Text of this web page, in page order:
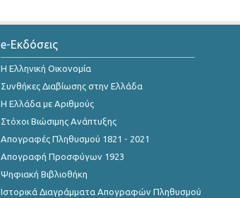
e-Εκδόσεις
Η Ελληνική Οικονομία
Συνθήκες Διαβίωσης στην Ελλάδα
Η Ελλάδα με Αριθμούς
Στόχοι Βιώσιμης Ανάπτυξης
Απογραφές Πληθυσμού 1821 - 2021
Απογραφή Προσφύγων 1923
Ψηφιακή Βιβλιοθήκη
Ιστορικά Διαγράμματα Απογραφών Πληθυσμού